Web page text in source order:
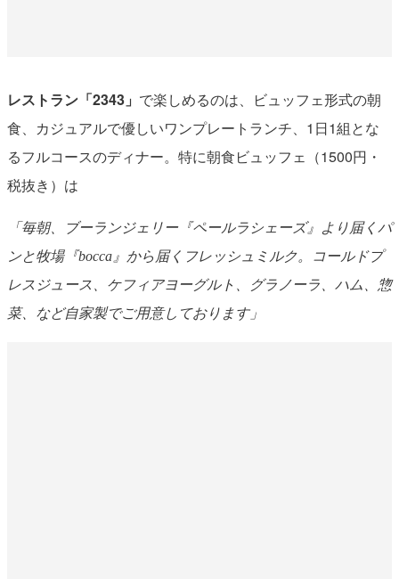
レストラン「2343」 で楽しめるのは、ビュッフェ形式の朝
食、カジュアルで優しいワンプレートランチ、1日1組とな
るフルコースのディナー。特に朝食ビュッフェ（1500円・
税抜き）は
「毎朝、ブーランジェリー『ペールラシェーズ』より届くパ
ンと牧場『bocca』から届くフレッシュミルク。コールドプ
レスジュース、ケフィアヨーグルト、グラノーラ、ハム、惣
菜、など自家製でご用意しております」